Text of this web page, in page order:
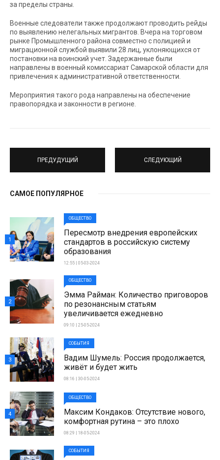
за пределы страны.
Военные следователи также продолжают проводить рейды
по выявлению нелегальных мигрантов. Вчера на торговом
рынке Промышленного района совместно с полицией и
миграционной службой выявили 28 лиц, уклоняющихся от
постановки на воинский учет. Задержанные были
направлены в военный комиссариат Самарской области для
привлечения к административной ответственности.
Мероприятия такого рода направлены на обеспечение
правопорядка и законности в регионе.
ПРЕДУДУЩИЙ СЛЕДУЮЩИЙ
САМОЕ ПОПУЛЯРНОЕ
ОБЩЕСТВО
Пересмотр внедрения европейских
стандартов в российскую систему
образования
12:55 | 05-03-2024
1
ОБЩЕСТВО
Эмма Райман: Количество приговоров
по резонансным статьям
увеличивается ежедневно
09:10 | 25-05-2024
2
СОБЫТИЯ
Вадим Шумель: Россия продолжается,
живёт и будет жить
08:16 | 30-05-2024
3
ОБЩЕСТВО
Максим Кондаков: Отсутствие нового,
комфортная рутина – это плохо
08:29 | 18-05-2024
4
СОБЫТИЯ